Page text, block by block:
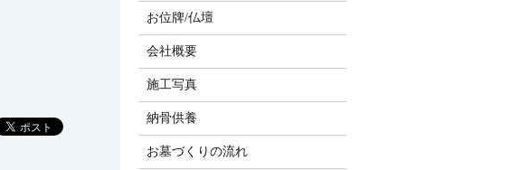
お位牌/仏壇
会社概要
施工写真
納骨供養
お墓づくりの流れ